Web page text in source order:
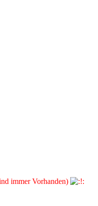
immer Vorhanden)